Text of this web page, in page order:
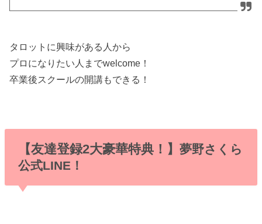
タロットに興味がある人から
プロになりたい人までwelcome！
卒業後スクールの開講もできる！
【友達登録2大豪華特典！】 夢野さくら
公式LINE！